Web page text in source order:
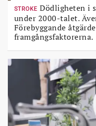
STROKE Dödligheten i
under 2000-talet.
Förebyggande
framgångsfaktorerna.